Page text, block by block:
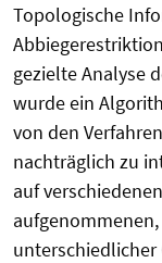
Topologische
gezielte Analyse
wurde ein
von den
nachträglich zu
auf